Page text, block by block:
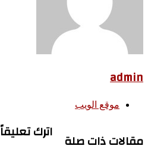
admin
موقع الويب
مقالات ذات صلة اترك تعليقاً